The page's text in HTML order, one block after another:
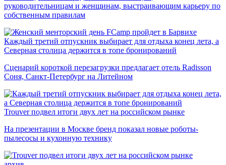
руководительницам и женщинам, выстраивающим карьеру по
собственным правилам
Каждый третий отпускник выбирает для отдыха конец лета, а
Северная столица держится в топе бронирований
Сценарий короткой перезагрузки предлагает отель Radisson
Соня, Санкт-Петербург на Литейном
Trouver подвел итоги двух лет на российском рынке
На презентации в Москве бренд показал новые роботы-
пылесосы и кухонную технику